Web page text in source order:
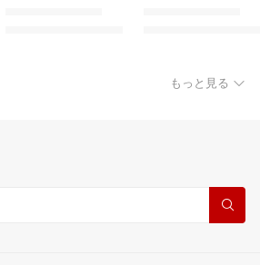
もっと見る